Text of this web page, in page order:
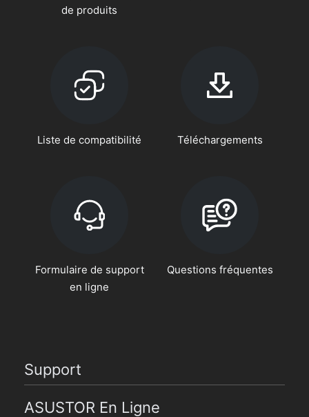
de produits
Liste de compatibilité Téléchargements
Formulaire de support
en ligne
Questions fréquentes
Support
ASUSTOR En Ligne